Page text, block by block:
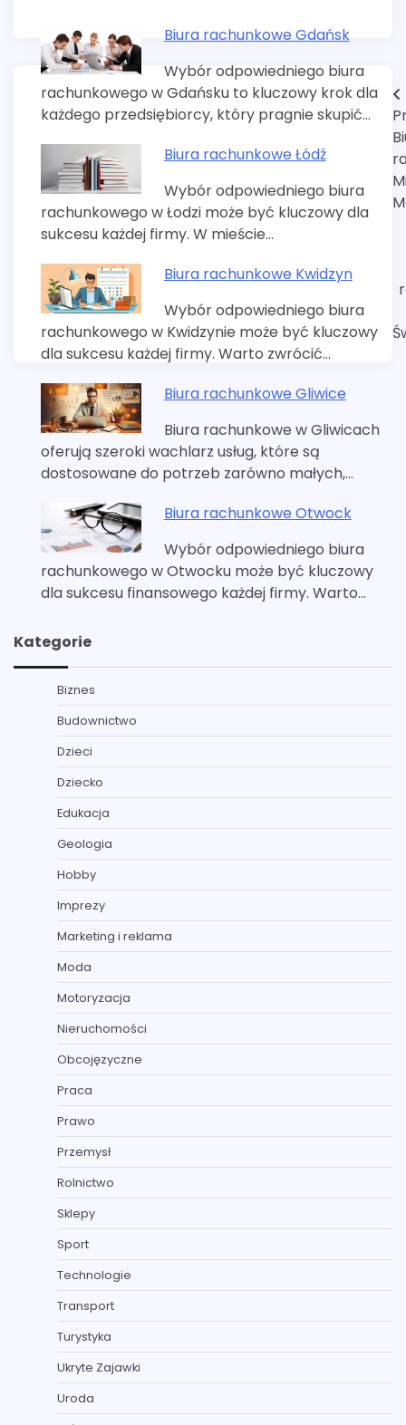
Biura rachunkowe Gdańsk
Wybór odpowiedniego biura
rachunkowego w Gdańsku to kluczowy krok dla
każdego przedsiębiorcy, który pragnie skupić…
Biura rachunkowe Łódź
Wybór odpowiedniego biura
rachunkowego w Łodzi może być kluczowy dla
sukcesu każdej firmy. W mieście…
Biura rachunkowe Kwidzyn
Wybór odpowiedniego biura
rachunkowego w Kwidzynie może być kluczowy
dla sukcesu każdej firmy. Warto zwrócić…
Biura rachunkowe Gliwice
Biura rachunkowe w Gliwicach
oferują szeroki wachlarz usług, które są
dostosowane do potrzeb zarówno małych,…
Biura rachunkowe Otwock
Wybór odpowiedniego biura
rachunkowego w Otwocku może być kluczowy
dla sukcesu finansowego każdej firmy. Warto…
Nawigacja
wpisu
Kategorie
Biznes
Budownictwo
Dzieci
Dziecko
Edukacja
Geologia
Hobby
Imprezy
Marketing i reklama
Moda
Motoryzacja
Nieruchomości
Obcojęzyczne
Praca
Prawo
Przemysł
Rolnictwo
Sklepy
Sport
Technologie
Transport
Turystyka
Ukryte Zajawki
Uroda